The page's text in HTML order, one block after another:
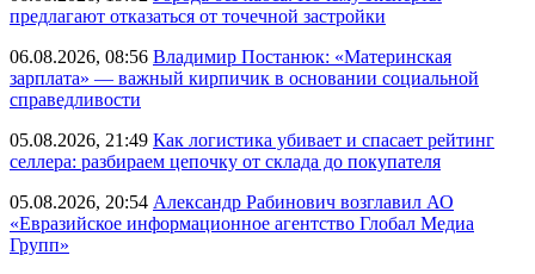
предлагают отказаться от точечной застройки
06.08.2026, 08:56 Владимир Постанюк: «Материнская
зарплата» — важный кирпичик в основании социальной
справедливости
05.08.2026, 21:49 Как логистика убивает и спасает рейтинг
селлера: разбираем цепочку от склада до покупателя
05.08.2026, 20:54 Александр Рабинович возглавил АО
«Евразийское информационное агентство Глобал Медиа
Групп»